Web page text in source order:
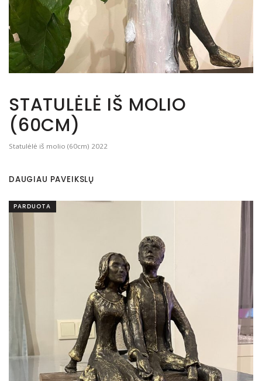
STATULĖLĖ IŠ MOLIO
(60CM)
Statulėlė iš molio (60cm) 2022
DAUGIAU PAVEIKSLŲ
PARDUOTA